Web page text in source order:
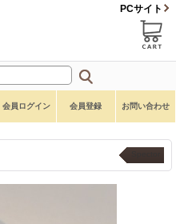
PCサイト
会員ログイン 会員登録 お問い合わせ